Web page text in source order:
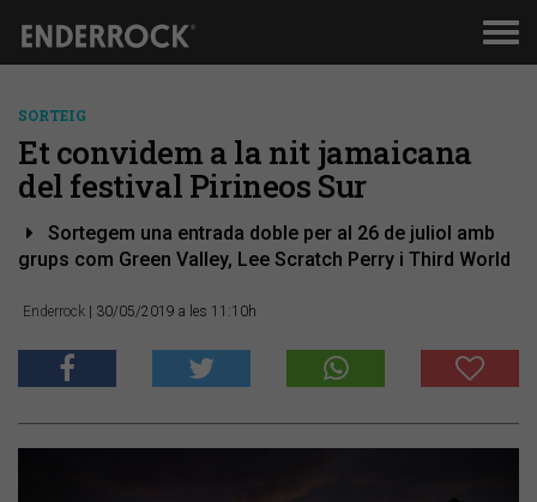
SORTEIG
Et convidem a la nit jamaicana
del festival Pirineos Sur
Sortegem una entrada doble per al 26 de juliol amb
grups com Green Valley, Lee Scratch Perry i Third World
Enderrock | 30/05/2019 a les 11:10h